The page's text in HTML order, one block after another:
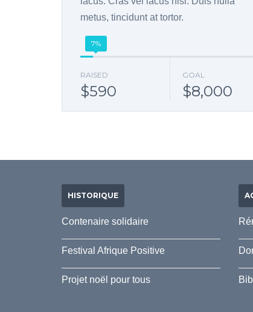
metus, tincidunt at tortor.
7%
RAISED
$590
GOAL
$8,000
HISTORIQUE
Contenaire solidaire
Festival Afrique Positive
Projet noël pour tous